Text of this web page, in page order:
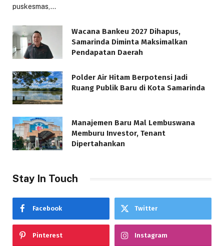
puskesmas,…
Wacana Bankeu 2027 Dihapus,
Samarinda Diminta Maksimalkan
Pendapatan Daerah
Polder Air Hitam Berpotensi Jadi
Ruang Publik Baru di Kota Samarinda
Manajemen Baru Mal Lembuswana
Memburu Investor, Tenant
Dipertahankan
Stay In Touch
Facebook Twitter
Pinterest Instagram